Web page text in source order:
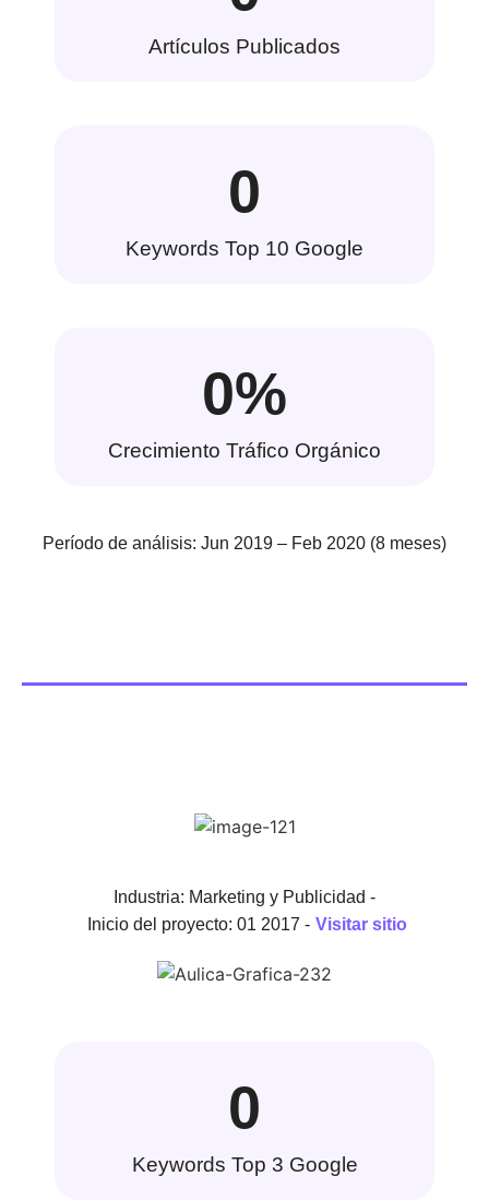
Artículos Publicados
Keywords Top 10 Google
0
Crecimiento Tráfico Orgánico
0%
Período de análisis: Jun 2019 – Feb 2020 (8 meses)
Industria: Marketing y Publicidad -
Inicio del proyecto: 01 2017 - Visitar sitio
Keywords Top 3 Google
0